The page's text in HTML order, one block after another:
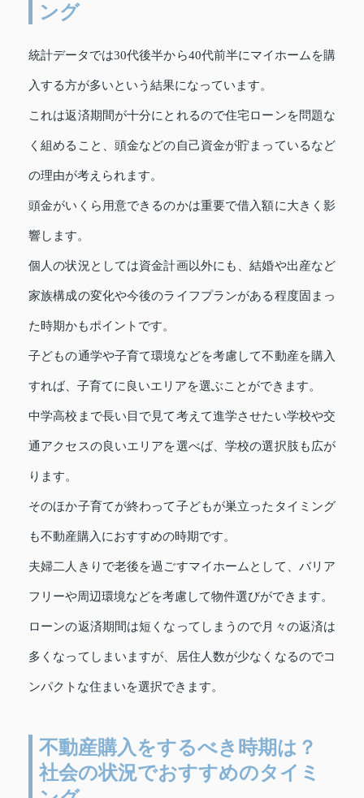
ング
統計データでは30代後半から40代前半にマイホームを購
入する方が多いという結果になっています。
これは返済期間が十分にとれるので住宅ローンを問題な
く組めること、頭金などの自己資金が貯まっているなど
の理由が考えられます。
頭金がいくら用意できるのかは重要で借入額に大きく影
響します。
個人の状況としては資金計画以外にも、結婚や出産など
家族構成の変化や今後のライフプランがある程度固まっ
た時期かもポイントです。
子どもの通学や子育て環境などを考慮して不動産を購入
すれば、子育てに良いエリアを選ぶことができます。
中学高校まで長い目で見て考えて進学させたい学校や交
通アクセスの良いエリアを選べば、学校の選択肢も広が
ります。
そのほか子育てが終わって子どもが巣立ったタイミング
も不動産購入におすすめの時期です。
夫婦二人きりで老後を過ごすマイホームとして、バリア
フリーや周辺環境などを考慮して物件選びができます。
ローンの返済期間は短くなってしまうので月々の返済は
多くなってしまいますが、居住人数が少なくなるのでコ
ンパクトな住まいを選択できます。
不動産購入をするべき時期は？
社会の状況でおすすめのタイミ